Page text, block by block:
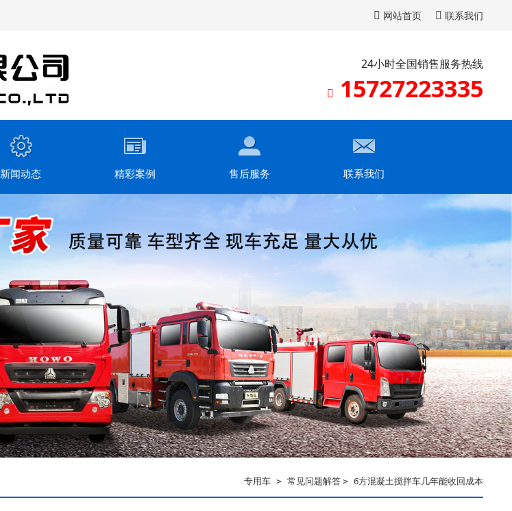
网站首页 联系我们
24小时全国销售服务热线
15727223335
新闻动态 精彩案例 售后服务 联系我们
专用车 > 常见问题解答 > 6方混凝土搅拌车几年能收回成本